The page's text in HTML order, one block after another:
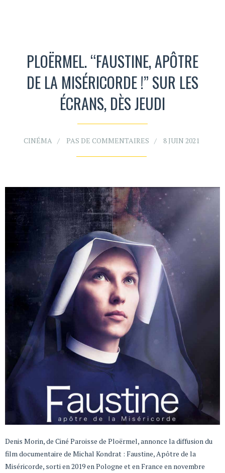
PLOËRMEL. “FAUSTINE, APÔTRE
DE LA MISÉRICORDE !” SUR LES
ÉCRANS, DÈS JEUDI
CINÉMA PAS DE COMMENTAIRES 8 JUIN 2021
Denis Morin, de Ciné Paroisse de Ploërmel, annonce la diffusion du
film documentaire de Michal Kondrat : Faustine, Apôtre de la
Miséricorde, sorti en 2019 en Pologne et en France en novembre